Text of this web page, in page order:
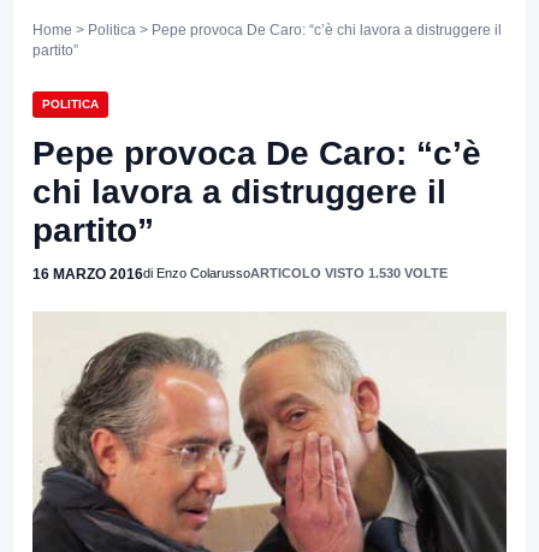
Home > Politica > Pepe provoca De Caro: “c’è chi lavora a distruggere il
partito”
POLITICA
Pepe provoca De Caro: “c’è
chi lavora a distruggere il
partito”
16 MARZO 2016di Enzo ColarussoARTICOLO VISTO 1.530 VOLTE